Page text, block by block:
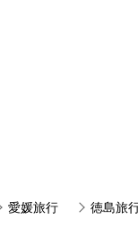
愛媛旅行 徳島旅